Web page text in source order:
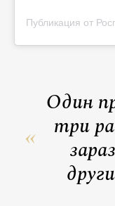
Один
три